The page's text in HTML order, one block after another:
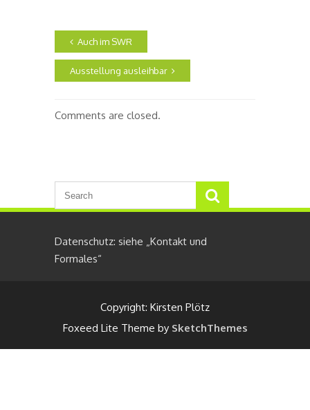
Auch im SWR
Ausstellung ausleihbar
Comments are closed.
Datenschutz: siehe „Kontakt und
Formales“
Copyright: Kirsten Plötz
Foxeed Lite Theme by SketchThemes